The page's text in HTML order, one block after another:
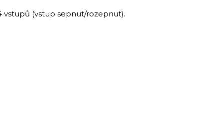
vstupů (vstup sepnut/rozepnut).